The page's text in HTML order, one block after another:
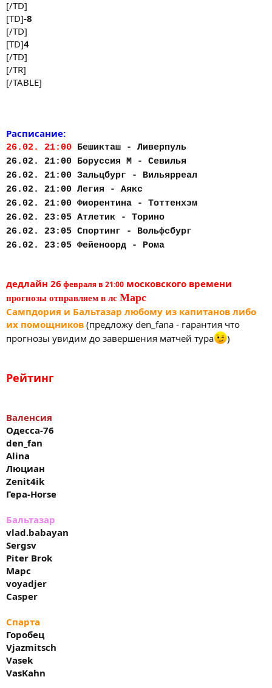
[/TD]
[TD]-8
[/TD]
[TD]4
[/TD]
[/TR]
[/TABLE]
Расписание:
26.02. 21:00 Бешикташ - Ливерпуль
26.02. 21:00 Боруссия М - Севилья
26.02. 21:00 Зальцбург - Вильярреал
26.02. 21:00 Легия - Аякс
26.02. 21:00 Фиорентина - Тоттенхэм
26.02. 23:05 Атлетик - Торино
26.02. 23:05 Спортинг - Вольфсбург
26.02. 23:05 Фейеноорд - Рома
дедлайн 26 февраля в 21:00 московского времени
прогнозы отправляем в лс Марс
Сампдория и Бальтазар любому из капитанов либо
их помощников (предложу den_fana - гарантия что
прогнозы увидим до завершения матчей тура
)
Рейтинг
Валенсия
Одесса-76
den_fan
Alina
Люциан
Zenit4ik
Гера-Horse
Бальтазар
vlad.babayan
Sergsv
Piter Brok
Марс
voyadjer
Casper
Спарта
Горобец
Vjazmitsch
Vasek
VasKahn